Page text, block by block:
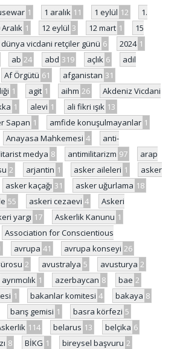
1 1 aralık 11 1 eylül 12
1.
Aralık 1 12 eylül 3 12 mart 1
15
dünya vicdani retçiler günü 6 2024 1
ab 24 abd 319 açlık 6
adil
Af Örgütü 61 afganistan 31
1 agit 1 aihm 26
Akdeniz Vicdani
1 alevi 1 ali fikri ışık 13
Sapan 1 amfide konuşulmayanlar 1
Anayasa Mahkemesi 4
anti-
medya 8 antimilitarizm 97
arap
2 arjantin 1 asker aileleri 1
asker
asker kaçağı 31 asker uğurlama 18
55 askeri cezaevi 4
Askeri
yargı 17 Askerlik Kanunu 1
Association for Conscientious
avrupa 41 avrupa konseyi 26
2 avustralya 5 avusturya 2
ayrımcılık 1 azerbaycan 8 bae 2
1 bakanlar komitesi 4 bakaya 8
barış gemisi 1 basra körfezi 5
114 belarus 13 belçika 6
8 BİKG 1 bireysel başvuru 2